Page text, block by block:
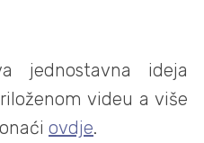
jednostavna ideja
videu a više
ovdje.